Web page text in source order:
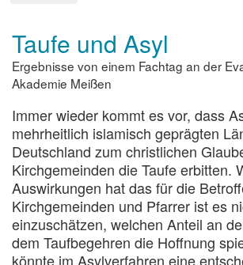
hoffen?
Taufe und Asyl
Ergebnisse von einem Fachtag an der
Akademie Meißen
Immer wieder kommt es vor, dass
mehrheitlich islamisch geprägten
Deutschland zum christlichen
Kirchgemeinden die Taufe erbitten.
Auswirkungen hat das für die
Kirchgemeinden und Pfarrer ist es
einzuschätzen, welchen Anteil an
dem Taufbegehren die Hoffnung
könnte im Asylverfahren eine